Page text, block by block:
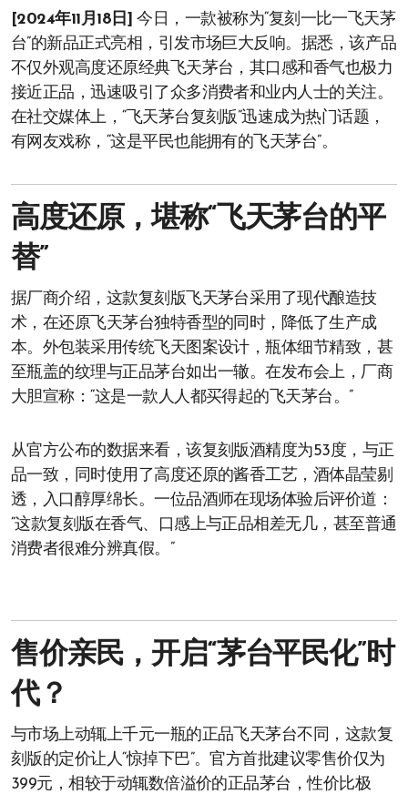
[2024年11月18日] 今日，一款被称为“复刻一比一飞天茅
台”的新品正式亮相，引发市场巨大反响。据悉，该产品
不仅外观高度还原经典飞天茅台，其口感和香气也极力
接近正品，迅速吸引了众多消费者和业内人士的关注。
在社交媒体上，“飞天茅台复刻版”迅速成为热门话题，
有网友戏称，“这是平民也能拥有的飞天茅台”。
高度还原，堪称“飞天茅台的平
替”
据厂商介绍，这款复刻版飞天茅台采用了现代酿造技
术，在还原飞天茅台独特香型的同时，降低了生产成
本。外包装采用传统飞天图案设计，瓶体细节精致，甚
至瓶盖的纹理与正品茅台如出一辙。在发布会上，厂商
大胆宣称：“这是一款人人都买得起的飞天茅台。”
从官方公布的数据来看，该复刻版酒精度为53度，与正
品一致，同时使用了高度还原的酱香工艺，酒体晶莹剔
透，入口醇厚绵长。一位品酒师在现场体验后评价道：
“这款复刻版在香气、口感上与正品相差无几，甚至普通
消费者很难分辨真假。”
售价亲民，开启“茅台平民化”时
代？
与市场上动辄上千元一瓶的正品飞天茅台不同，这款复
刻版的定价让人“惊掉下巴”。官方首批建议零售价仅为
399元，相较于动辄数倍溢价的正品茅台，性价比极